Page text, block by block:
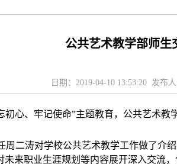
公共艺术教学部师生
日期：2019-04-10 13:53:20 发布
初心、牢记使命”主题教育，公共艺术教
涛对学校公共艺术教学工作做了介
未来职业生涯规划等内容展开深入交流